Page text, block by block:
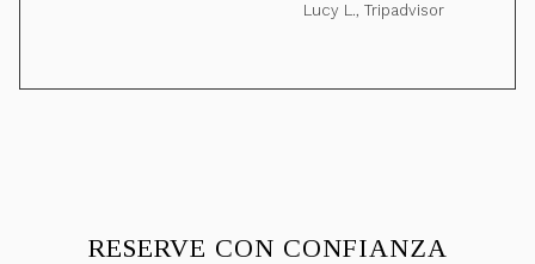
Lucy L., Tripadvisor
RESERVE CON CONFIANZA